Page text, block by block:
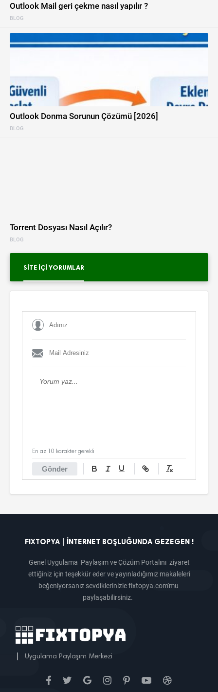
BLOG
Outlook Mail geri çekme nasıl yapılır ?
BLOG
Outlook Donma Sorunun Çözümü [2026]
BLOG
Torrent Dosyası Nasıl Açılır?
SITE İÇI YORUMLAR
Gönder
En az 10 karakter gerekli
FIXTOPYA | İNTERNET BOŞLUĞUNDA GEZEGEN !
Genel Uygulama Paylaşım ve Çözüm Portalını ziyaret
ettiğiniz için teşekkür eder ve yayınladığımız makaleleri
beğeniyorsanız sevdiklerinizle fixtopya.com'mu
paylaşabilirsiniz.
Uygulama Paylaşım Merkezi